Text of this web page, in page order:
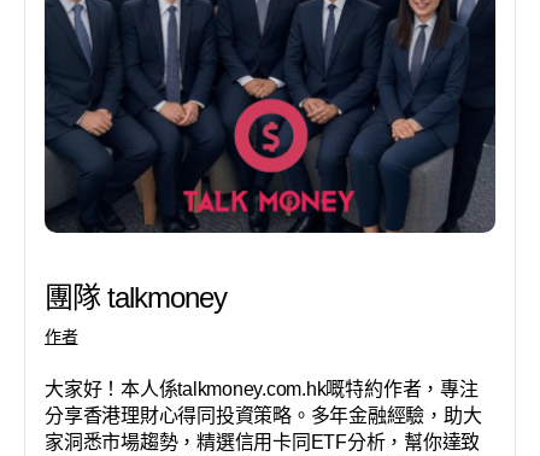
團隊 talkmoney
作者
大家好！本人係talkmoney.com.hk嘅特約作者，專注
分享香港理財心得同投資策略。多年金融經驗，助大
家洞悉市場趨勢，精選信用卡同ETF分析，幫你達致